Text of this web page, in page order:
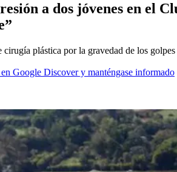
a dos jóvenes en el
plástica por la gravedad de los
Google Discover y manténgase informado